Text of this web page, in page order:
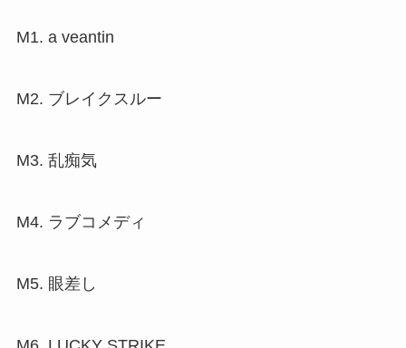
M1. a veantin
M2. ブレイクスルー
M3. 乱痴気
M4. ラブコメディ
M5. 眼差し